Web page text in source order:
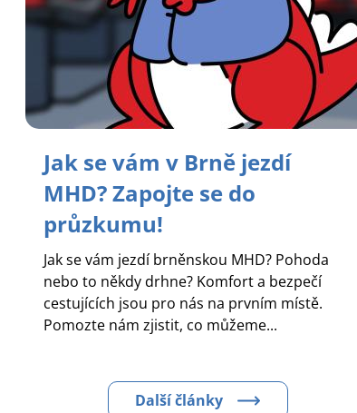
Jak se vám v Brně jezdí
MHD? Zapojte se do
průzkumu!
Jak se vám jezdí brněnskou MHD? Pohoda
nebo to někdy drhne? Komfort a bezpečí
cestujících jsou pro nás na prvním místě.
Pomozte nám zjistit, co můžeme...
Další články